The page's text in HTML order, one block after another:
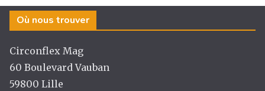
g
ra
m
b
o
o
k
dI
n
er
Où nous trouver
Circonflex Mag
60 Boulevard Vauban
59800 Lille